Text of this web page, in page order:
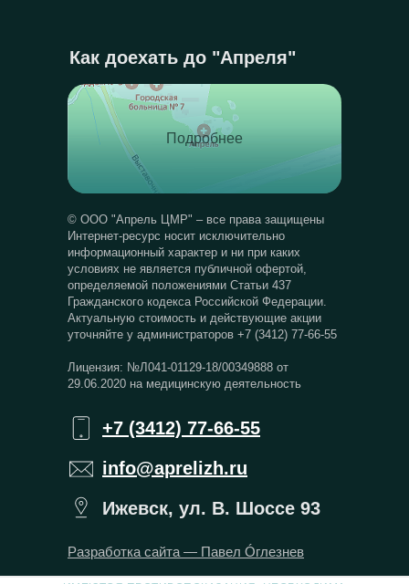
Как доехать до "Апреля"
+7 (3412) 77-66-55
info@aprelizh.ru
Ижевск, ул. В. Шоссе 93
Разработка сайта — Павел Óглезнев
© ООО "Апрель ЦМР" – все права защищены
Интернет-ресурс носит исключительно
информационный характер и ни при каких
условиях не является публичной офертой,
определяемой положениями Статьи 437
Гражданского кодекса Российской Федерации.
Актуальную стоимость и действующие акции
уточняйте у администраторов +7 (3412) 77-66-55
Лицензия: №Л041-01129-18/00349888 от
29.06.2020 на медицинскую деятельность
Подробнее